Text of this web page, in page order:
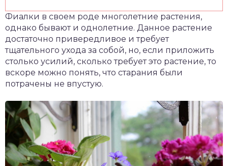
Фиалки в своем роде многолетние растения,
однако бывают и однолетние. Данное растение
достаточно привередливое и требует
тщательного ухода за собой, но, если приложить
столько усилий, сколько требует это растение, то
вскоре можно понять, что старания были
потрачены не впустую.